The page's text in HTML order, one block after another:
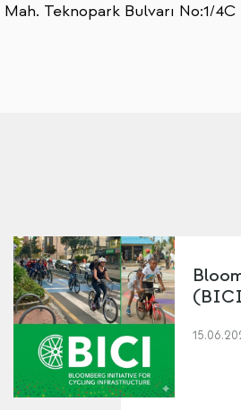
Mah. Teknopark Bulvarı No:1/